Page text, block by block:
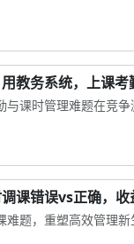
教务系统，上课考
与课时管理难题在竞
课错误vs正确，收
难题，重塑高效管理